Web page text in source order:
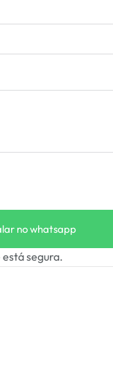
no whatsapp
segura.